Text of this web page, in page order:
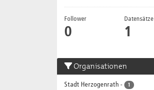
Follower
0
Datensätze
1
Organisationen
Stadt Herzogenrath - 1